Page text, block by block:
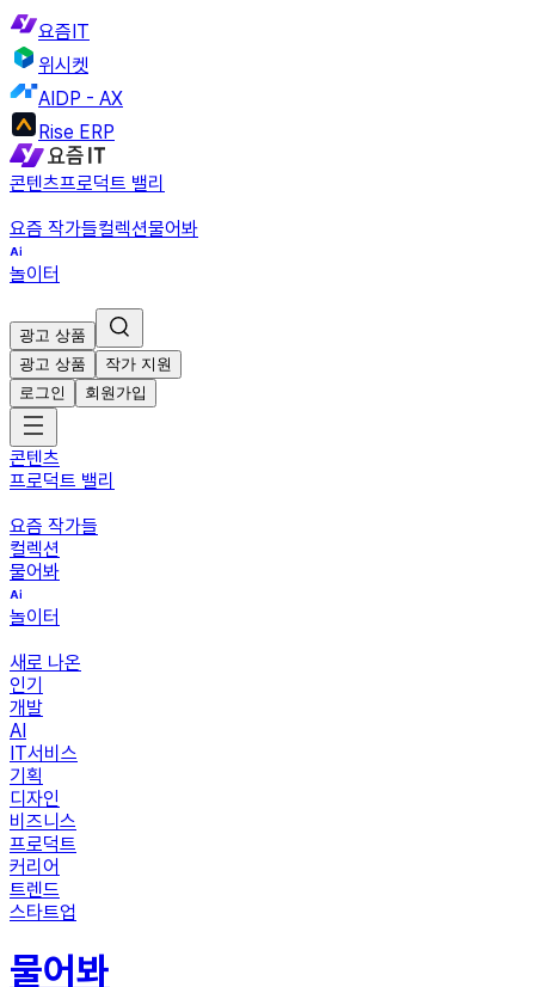
요즘IT
위시켓
AIDP - AX
Rise ERP
콘텐츠프로덕트 밸리
요즘 작가들컬렉션물어봐
놀이터
광고 상품
광고 상품
작가 지원
로그인
회원가입
콘텐츠
프로덕트 밸리
요즘 작가들
컬렉션
물어봐
놀이터
새로 나온
인기
개발
AI
IT서비스
기획
디자인
비즈니스
프로덕트
커리어
트렌드
스타트업
물어봐